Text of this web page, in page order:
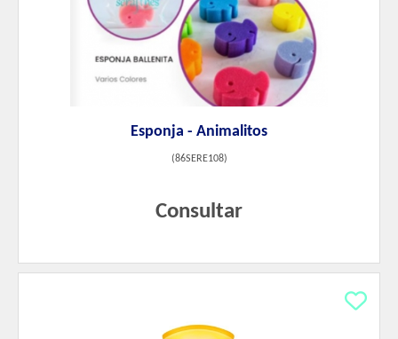
Esponja - Animalitos
(86SERE108)
Consultar